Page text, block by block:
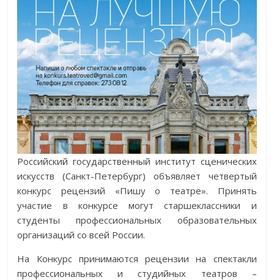
Российский государственный институт сценических
искусств (Санкт-Петербург) объявляет четвертый
конкурс рецензий «Пишу о театре». Принять
участие в конкурсе могут старшеклассники и
студенты профессиональных образовательных
организаций со всей России.
На Конкурс принимаются рецензии на спектакли
профессиональных и студийных театров –